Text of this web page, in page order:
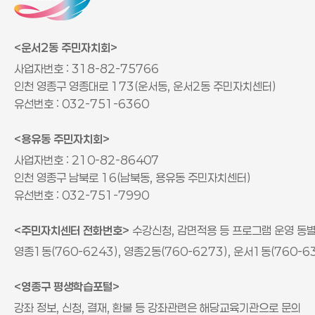
<운서2동 주민자치회>
사업자번호 : 318-82-75766
인천 영종구 영종대로 173(운서동, 운서2동 주민자치센터)
유선번호 : 032-751-6360
<용유동 주민자치회>
사업자번호 : 210-82-86407
인천 영종구 남북로 16(남북동, 용유동 주민자치센터)
유선번호 : 032-751-7990
<주민자치센터 전화번호> 수강신청, 감면적용 등 프로그램 운영 동
영종1동(760-6243), 영종2동(760-6273), 운서1동(760-
<영종구 평생학습포털>
강좌 정보, 신청, 결재, 환불 등 강좌관련은 해당교육기관으로 문의